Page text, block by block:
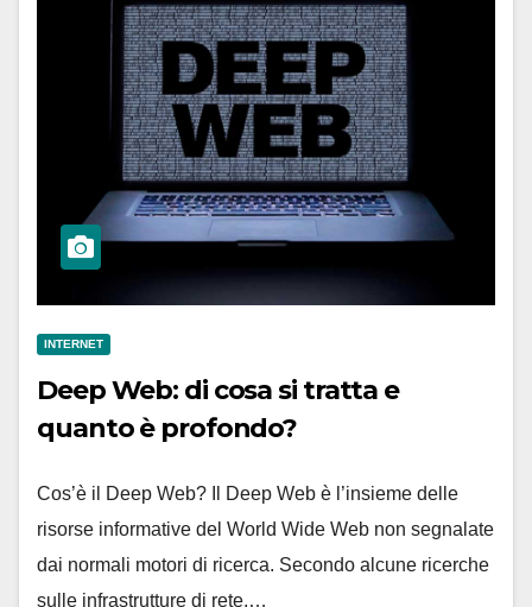
INTERNET
Deep Web: di cosa si tratta e
quanto è profondo?
Cos’è il Deep Web? Il Deep Web è l’insieme delle
risorse informative del World Wide Web non segnalate
dai normali motori di ricerca. Secondo alcune ricerche
sulle infrastrutture di rete,…